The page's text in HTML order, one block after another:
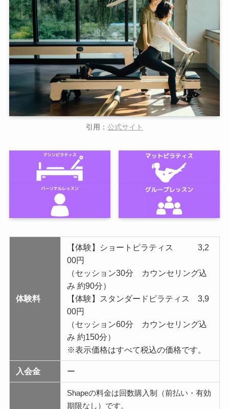
引用： 公式サイト
体験料
【体験】ショートピラティス 3,2
00円
（セッション30分 カウンセリング込
み 約90分）
【体験】スタンダードピラティス 3,9
00円
（セッション60分 カウンセリング込
み 約150分）
※表示価格はすべて税込の価格です。
入会金 ー
Shapeの料金は回数購入制（前払い・有効
期限なし）です。